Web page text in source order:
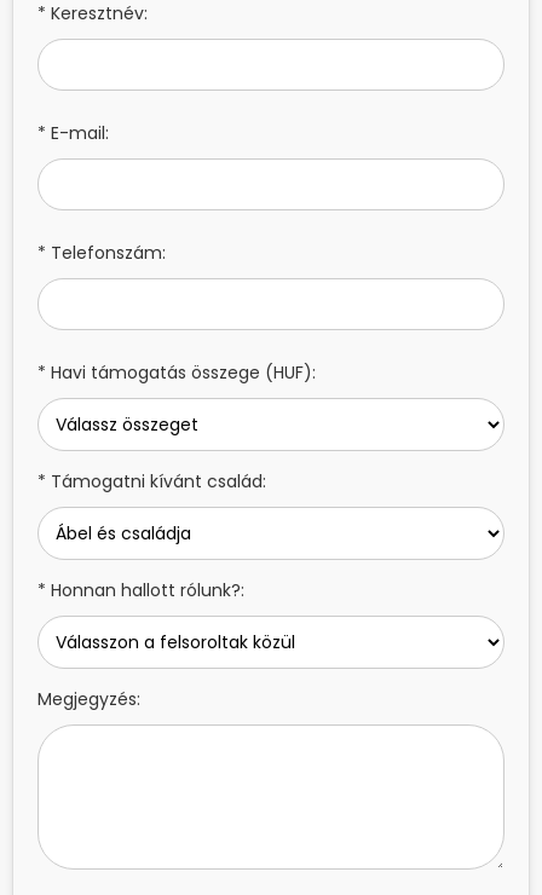
* Keresztnév:
* E-mail:
* Telefonszám:
* Havi támogatás összege (HUF):
* Támogatni kívánt család:
* Honnan hallott rólunk?:
Megjegyzés: